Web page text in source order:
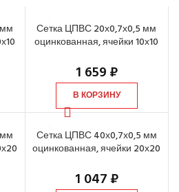
Сетка ЦПВС 20х0,7х0,5 мм
оцинкованная, ячейки 10х10
1 659₽
В КОРЗИНУ
Сетка ЦПВС 40х0,7х0,5 мм
оцинкованная, ячейки 20х20
1 047₽